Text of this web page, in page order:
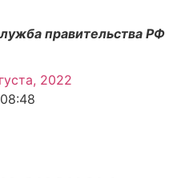
правительства РФ
2022
08:48